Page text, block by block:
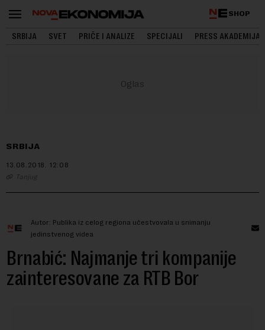
SHOP
SRBIJA SVET PRIČE I ANALIZE SPECIJALI PRESS AKADEMIJA
SRBIJA
13.08.2018. 12:08
Tanjug
Autor: Publika iz celog regiona učestvovala u snimanju
jedinstvenog videa
Brnabić: Najmanje tri kompanije
zainteresovane za RTB Bor